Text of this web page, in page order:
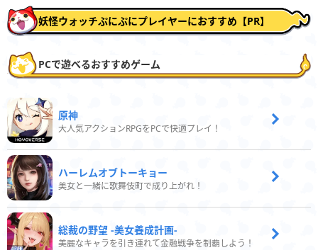
妖怪ウォッチぷにぷにプレイヤーにおすすめ【PR】
PCで遊べるおすすめゲーム
原神
大人気アクションRPGをPCで快適プレイ！
ハーレムオブトーキョー
美女と一緒に歌舞伎町で成り上がれ！
総裁の野望 -美女養成計画-
美麗なキャラを引き連れて金融戦争を制覇しよう！